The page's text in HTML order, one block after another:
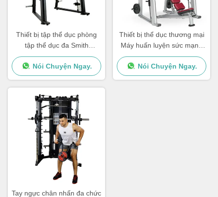
Thiết bị tập thể dục phòng
tập thể dục đa Smith
Machine sử dụng tại nhà
Nói Chuyện Ngay.
Thiết bị thể dục thương mại
Máy huấn luyện sức mạnh
Smith Power Rack
Nói Chuyện Ngay.
Tay ngực chân nhấn đa chức